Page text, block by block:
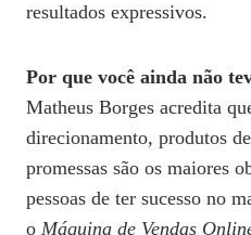
resultados expressivos.
Por que você ainda não
Matheus Borges acredita
direcionamento, produtos
promessas são os maiores
pessoas de ter sucesso no
o Máquina de Vendas